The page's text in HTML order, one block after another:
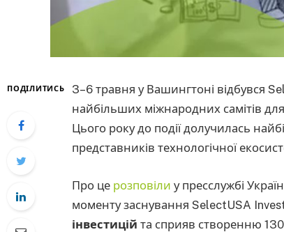
ПОДІЛИТИСЬ
3–6 травня у Вашингтоні відбувся
найбільших міжнародних самітів
Цього року до події долучилась
представників технологічної
Про це розповіли у пресслужбі
моменту заснування SelectUSA
інвестицій та сприяв створенню